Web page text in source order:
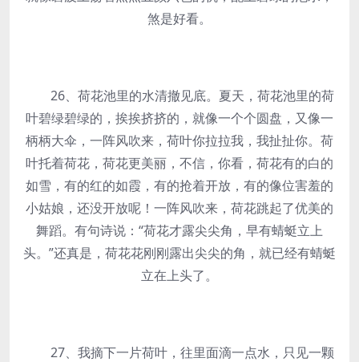
煞是好看。
26、荷花池里的水清撤见底。夏天，荷花池里的荷
叶碧绿碧绿的，挨挨挤挤的，就像一个个圆盘，又像一
柄柄大伞，一阵风吹来，荷叶你拉拉我，我扯扯你。荷
叶托着荷花，荷花更美丽，不信，你看，荷花有的白的
如雪，有的红的如霞，有的抢着开放，有的像位害羞的
小姑娘，还没开放呢！一阵风吹来，荷花跳起了优美的
舞蹈。有句诗说：“荷花才露尖尖角，早有蜻蜓立上
头。”还真是，荷花花刚刚露出尖尖的角，就已经有蜻蜓
立在上头了。
27、我摘下一片荷叶，往里面滴一点水，只见一颗